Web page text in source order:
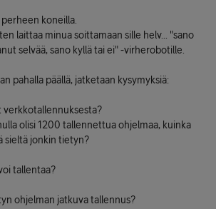
koneilla.
laittaa minua soittamaan sille helv... "sano
selvää, sano kyllä tai ei" -virherobotille.
pahalla päällä, jatketaan kysymyksiä:
verkkotallennuksesta?
olisi 1200 tallennettua ohjelmaa, kuinka
sieltä jonkin tietyn?
tallentaa?
ohjelman jatkuva tallennus?